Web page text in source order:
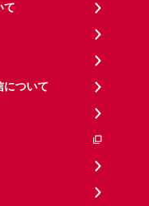
て
について